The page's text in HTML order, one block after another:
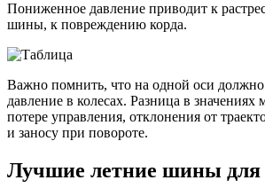
Пониженное давление приводит к
шины, к повреждению корда.
Важно помнить, что на одной оси
давление в колесах. Разница в значениях
потере управления, отклонения от
и заносу при повороте.
Лучшие летние шины для